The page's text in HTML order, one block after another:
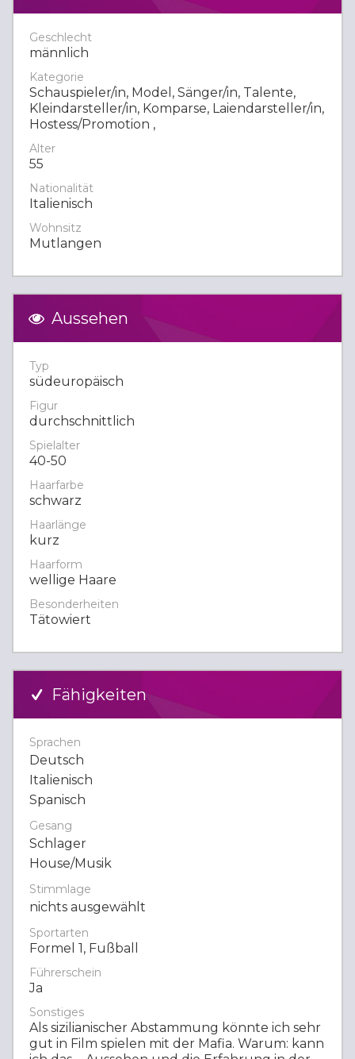
Geschlecht
männlich
Kategorie
Schauspieler/in, Model, Sänger/in, Talente,
Kleindarsteller/in, Komparse, Laiendarsteller/in,
Hostess/Promotion ,
Alter
55
Nationalität
Italienisch
Wohnsitz
Mutlangen
Aussehen
Typ
südeuropäisch
Figur
durchschnittlich
Spielalter
40-50
Haarfarbe
schwarz
Haarlänge
kurz
Haarform
wellige Haare
Besonderheiten
Tätowiert
Fähigkeiten
Sprachen
Deutsch
Italienisch
Spanisch
Gesang
Schlager
House/Musik
Stimmlage
nichts ausgewählt
Sportarten
Formel 1, Fußball
Führerschein
Ja
Sonstiges
Als sizilianischer Abstammung könnte ich sehr
gut in Film spielen mit der Mafia. Warum: kann